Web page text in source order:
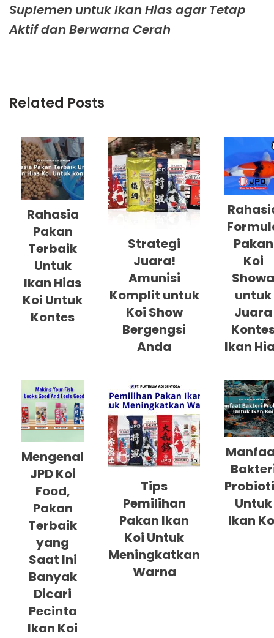
Suplemen untuk Ikan Hias agar Tetap
Aktif dan Berwarna Cerah
Related Posts
Rahasia
Pakan
Terbaik
Untuk
Ikan Hias
Koi Untuk
Kontes
Strategi
Juara!
Amunisi
Komplit untuk
Koi Show
Bergengsi
Anda
Pakan
Koi
Showa
untuk
Juara
Ikan
Mengenal
JPD Koi
Food,
Pakan
Terbaik
yang
Saat Ini
Banyak
Dicari
Pecinta
Ikan Koi
Tips
Pemilihan
Pakan Ikan
Koi Untuk
Meningkatkan
Warna
Untuk
Ikan